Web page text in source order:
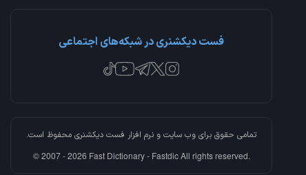
فست دیکشنری در شبکه‌های اجتماعی
تمامی حقوق برای وب سایت و نرم افزار فست دیکشنریمحفوظ است.
© 2007 - 2026 Fast Dictionary - Fastdic All rights reserved.